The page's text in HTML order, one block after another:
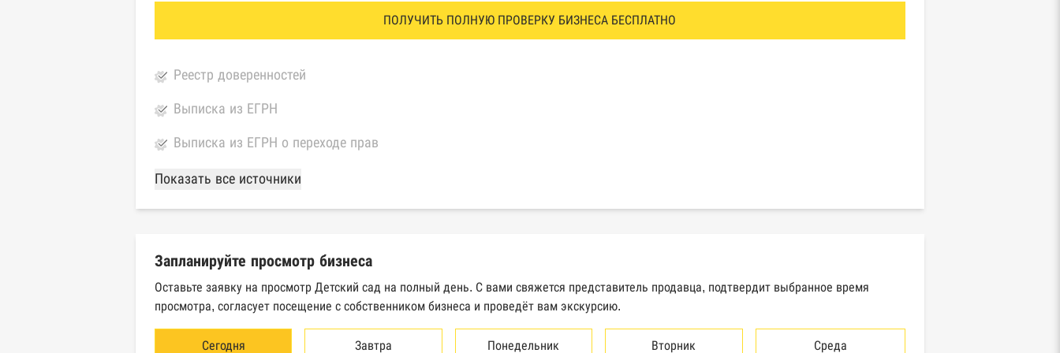
ПОЛУЧИТЬ ПОЛНУЮ ПРОВЕРКУ БИЗНЕСА БЕСПЛАТНО
Реестр доверенностей
Выписка из ЕГРН
Выписка из ЕГРН о переходе прав
База Росстата
Реестры ЕГРЮЛ и ЕГРИП Федеральной налоговой службы России
Картотека арбитражных дел Высшего арбитражного суда
Единый федеральный реестр сведений о банкротстве юридических лиц
Единый федеральный реестр сведений о банкротстве физических лиц
Показать все источники
Запланируйте просмотр бизнеса
Оставьте заявку на просмотр Детский сад на полный день. С вами свяжется представитель продавца, подтвердит выбранное время
просмотра, согласует посещение с собственником бизнеса и проведёт вам экскурсию.
Сегодня
Завтра
Понедельник
Вторник
Среда